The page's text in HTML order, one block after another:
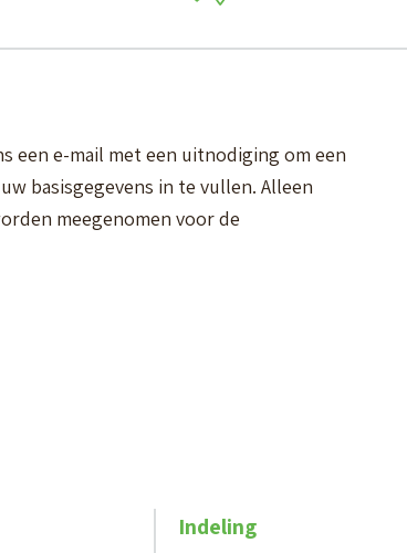
een e-mail met een uitnodiging om een
basisgegevens in te vullen. Alleen
meegenomen voor de
van € 170,- per maand
Indeling